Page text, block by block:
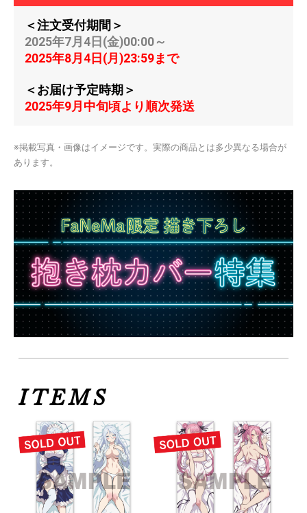
＜注文受付期間＞
2025年7月4日(金)00:00～
2025年8月4日(月)23:59まで
＜お届け予定時期＞
2025年9月中旬頃より順次発送
※掲載写真・画像はイメージです。実際の商品とは多少異なる場合が
あります。
ITEMS